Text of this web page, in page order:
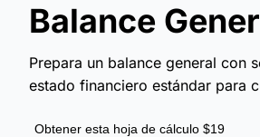
Balance
Prepara un balance general con
estado financiero estándar para
Obtener esta hoja de cálculo $19